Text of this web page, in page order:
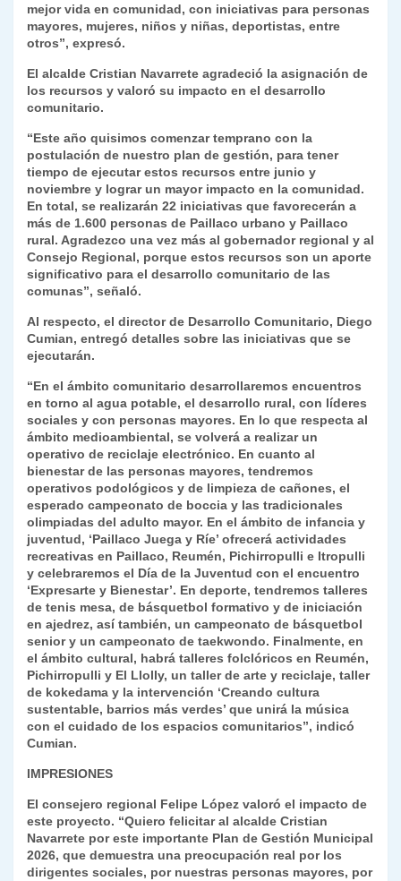
mejor vida en comunidad, con iniciativas para personas
mayores, mujeres, niños y niñas, deportistas, entre
otros”, expresó.
El alcalde Cristian Navarrete agradeció la asignación de
los recursos y valoró su impacto en el desarrollo
comunitario.
“Este año quisimos comenzar temprano con la
postulación de nuestro plan de gestión, para tener
tiempo de ejecutar estos recursos entre junio y
noviembre y lograr un mayor impacto en la comunidad.
En total, se realizarán 22 iniciativas que favorecerán a
más de 1.600 personas de Paillaco urbano y Paillaco
rural. Agradezco una vez más al gobernador regional y al
Consejo Regional, porque estos recursos son un aporte
significativo para el desarrollo comunitario de las
comunas”, señaló.
Al respecto, el director de Desarrollo Comunitario, Diego
Cumian, entregó detalles sobre las iniciativas que se
ejecutarán.
“En el ámbito comunitario desarrollaremos encuentros
en torno al agua potable, el desarrollo rural, con líderes
sociales y con personas mayores. En lo que respecta al
ámbito medioambiental, se volverá a realizar un
operativo de reciclaje electrónico. En cuanto al
bienestar de las personas mayores, tendremos
operativos podológicos y de limpieza de cañones, el
esperado campeonato de boccia y las tradicionales
olimpiadas del adulto mayor. En el ámbito de infancia y
juventud, ‘Paillaco Juega y Ríe’ ofrecerá actividades
recreativas en Paillaco, Reumén, Pichirropulli e Itropulli
y celebraremos el Día de la Juventud con el encuentro
‘Expresarte y Bienestar’. En deporte, tendremos talleres
de tenis mesa, de básquetbol formativo y de iniciación
en ajedrez, así también, un campeonato de básquetbol
senior y un campeonato de taekwondo. Finalmente, en
el ámbito cultural, habrá talleres folclóricos en Reumén,
Pichirropulli y El Llolly, un taller de arte y reciclaje, taller
de kokedama y la intervención ‘Creando cultura
sustentable, barrios más verdes’ que unirá la música
con el cuidado de los espacios comunitarios”, indicó
Cumian.
IMPRESIONES
El consejero regional Felipe López valoró el impacto de
este proyecto. “Quiero felicitar al alcalde Cristian
Navarrete por este importante Plan de Gestión Municipal
2026, que demuestra una preocupación real por los
dirigentes sociales, por nuestras personas mayores, por